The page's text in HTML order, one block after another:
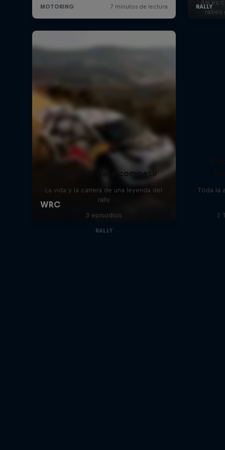
Así es
rallies
Sainz: Vivir para competir
La vida y la carrera de una leyenda del
rally
3 episodios
RALLY
Toda la
2